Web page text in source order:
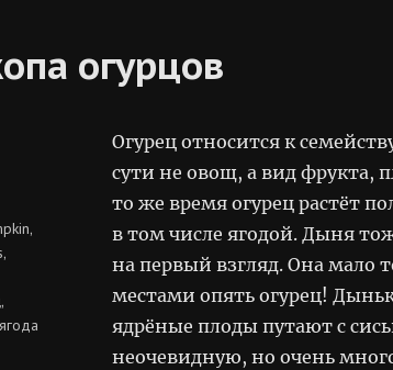
огурцов
Огурец относится к
сути не овощ, а вид фрукта,
то же время огурец растёт
в том числе ягодой. Дыня
на первый взгляд. Она мало
местами опять огурец!
ядрёные плоды путают с
неочевидную, но очень
,
,
,
ягода